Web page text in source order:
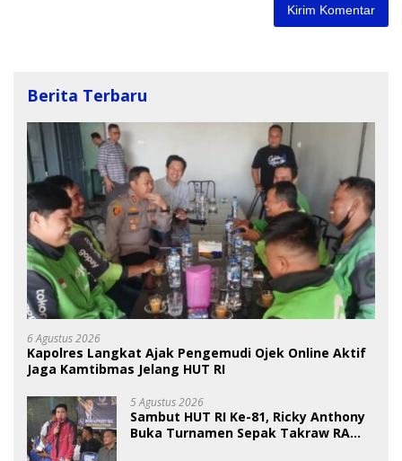
Berita Terbaru
6 Agustus 2026
Kapolres Langkat Ajak Pengemudi Ojek Online Aktif
Jaga Kamtibmas Jelang HUT RI
5 Agustus 2026
Sambut HUT RI Ke-81, Ricky Anthony
Buka Turnamen Sepak Takraw RA